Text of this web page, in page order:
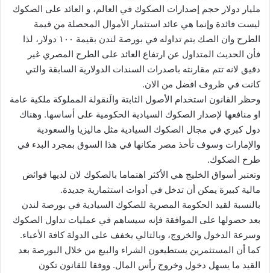
مليار دولار حجم إصدارات الصكوك في العالم، و العائد على الصكوك
ليست فائدة وإنما هي عائد استثمار الأموال المحصلة من قيمة
الطرح وان الصك يتم تداوله في بورصة لندن بقيمة ١٠٠ دولار، لذا
فأن الحديث المتداول عن ارتفاع العائد على الطرح المصري غير
دقيق لانه تتم مقارنته باصدرات السندات الدولارية السابقة والتي
كانت في ظروف افضل من الان.
وحظر القانون استخدام الأصول الثابتة والَنقولة المملوكة ملكية عامة
او منافعها لإصدار الصكوك السيادية الحكومية على أساسها. وهناك
دول كبري في مجال الصكوك السيادية مثل ماليزيا والسعودية
والإمارات وسوف تأخذ مصر مكانها في هذا السوق بمجرد البدء في
طرح الصكوك.
وتعتبر أسواق الخليج هي الأكثر اهتماما بالصكوك لان لديها فوائض
مالية كبيرة يمكن أن تدخل في أدوات استثمارية جديدة.
بالنسبة لقيد الحكومة المصرية للصكوك السيادية في بورصة لندن
بعد حصولها على الموافقة فإنه سيساهم في عمليات تداول الصكوك
وسرعة الدخول والخروج، وبالتالي يخفف على الدولة كافة الأعباء.
كما أن المستثمرين يستطيعون الشراء والبيع من خلال البورصة بعد
القيد ما يسهل دخول وخروج رأس المال. ووفقا للقانون تكون